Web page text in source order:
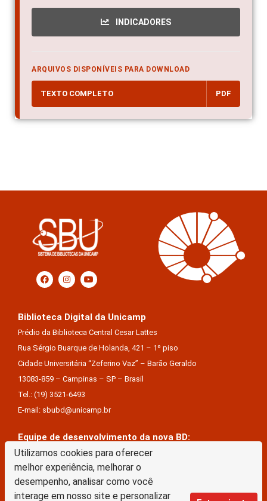
Utilizamos cookies para oferecer
melhor experiência, melhorar o
desempenho, analisar como você
interage em nosso site e personalizar
INDICADORES
ARQUIVOS DISPONÍVEIS PARA DOWNLOAD
TEXTO COMPLETO PDF
Biblioteca Digital da Unicamp
Prédio da Biblioteca Central Cesar Lattes
Rua Sérgio Buarque de Holanda, 421 – 1º piso
Cidade Universitária “Zeferino Vaz” – Barão Geraldo
13083-859 – Campinas – SP – Brasil
Tel.: (19) 3521-6493
E-mail: sbubd@unicamp.br
Equipe de desenvolvimento da nova BD:
Keite Aparecida Duarte
Márcio Vinícius De Jesus Almeida
Saul Victor De Castro E Silva